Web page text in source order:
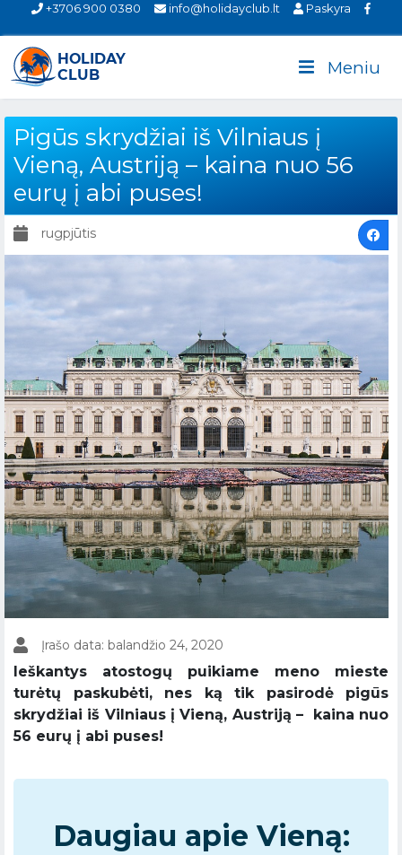
+3706 900 0380 info@holidayclub.lt Paskyra
Meniu
Pigūs skrydžiai iš Vilniaus į
Vieną, Austriją – kaina nuo 56
eurų į abi puses!
rugpjūtis
Įrašo data: balandžio 24, 2020
Ieškantys atostogų puikiame meno mieste
turėtų paskubėti, nes ką tik pasirodė pigūs
skrydžiai iš Vilniaus į Vieną, Austriją – kaina nuo
56 eurų į abi puses!
Daugiau apie Vieną: